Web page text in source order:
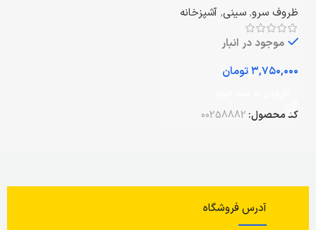
ظروف سرو, سینی, آشپزخانه
موجود در انبار
تومان
کد محصول: 00258882
آدرس فروشگاه